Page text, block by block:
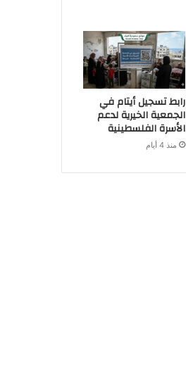
رابط تسجيل أيتام في
الجمعية الخيرية لدعم
الأسرة الفلسطينية
منذ 4 أيام